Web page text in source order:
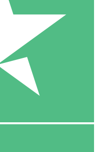
de téléchargement. Sans